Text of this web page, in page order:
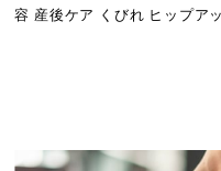
容 産後ケア くびれ ヒップア